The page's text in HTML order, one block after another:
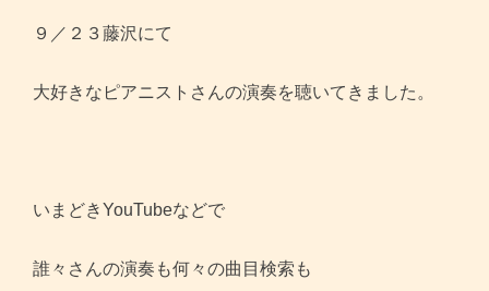
９／２３藤沢にて
大好きなピアニストさんの演奏を聴いてきました。
いまどきYouTubeなどで
誰々さんの演奏も何々の曲目検索も